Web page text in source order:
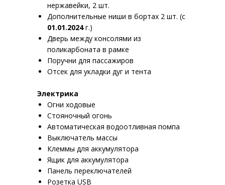
нержавейки, 2 шт.
Дополнительные ниши в бортах 2 шт. (с
01.01.2024г.)
Дверь между консолями из
поликарбоната в рамке
Поручни для пассажиров
Отсек для укладки дуг и тента
Электрика
Огни ходовые
Стояночный огонь
Автоматическая водоотливная помпа
Выключатель массы
Клеммы для аккумулятора
Ящик для аккумулятора
Панель переключателей
Розетка USB